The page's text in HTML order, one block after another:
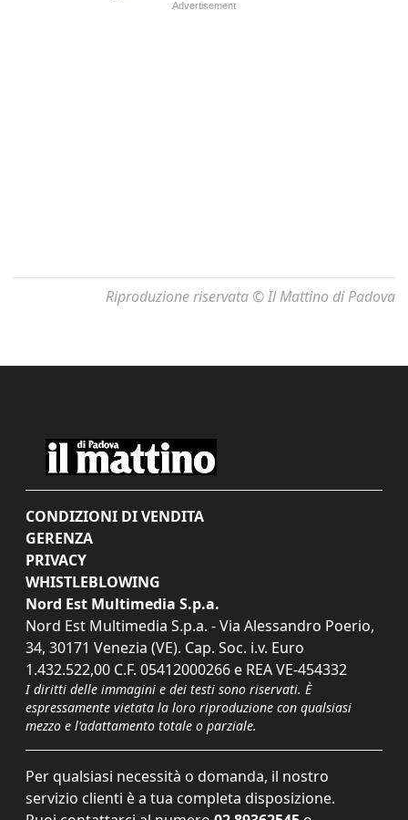
Riproduzione riservata © Il Mattino di Padova
CONDIZIONI DI VENDITA
GERENZA
PRIVACY
WHISTLEBLOWING
Nord Est Multimedia S.p.a.
Nord Est Multimedia S.p.a. - Via Alessandro Poerio,
34, 30171 Venezia (VE). Cap. Soc. i.v. Euro
1.432.522,00 C.F. 05412000266 e REA VE-454332
I diritti delle immagini e dei testi sono riservati. È
espressamente vietata la loro riproduzione con qualsiasi
mezzo e l'adattamento totale o parziale.
Per qualsiasi necessità o domanda, il nostro
servizio clienti è a tua completa disposizione.